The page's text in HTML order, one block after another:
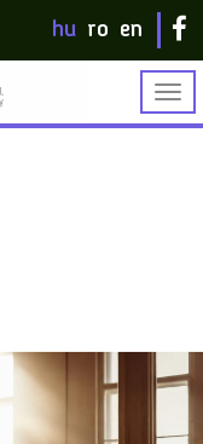
hu ro en